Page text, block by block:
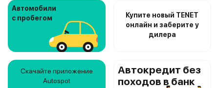
Автомобили
с пробегом
Купите новый TENET
онлайн и заберите у
дилера
Скачайте приложение
Autospot
Автокредит без
походов в банк